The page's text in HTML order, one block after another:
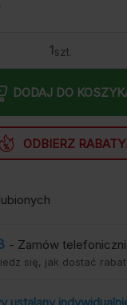
ilość
Łóżko
Apollo
DODAJ DO
ODBIERZ
- Zamów
się, jak dostać rabat!